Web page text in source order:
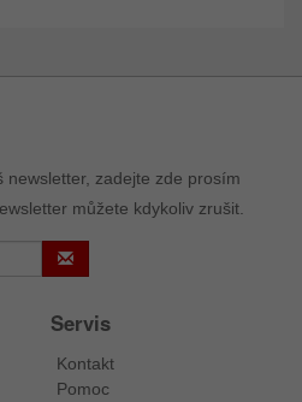
newsletter, zadejte zde prosím
můžete kdykoliv zrušit.
Servis
Kontakt
Pomoc